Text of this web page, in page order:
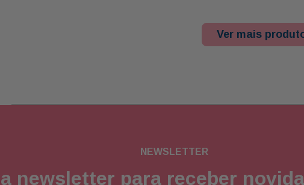
Ver mais
NEWSLETTER
newsletter para receber